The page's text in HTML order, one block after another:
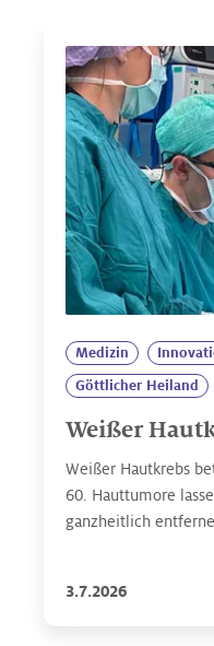
Medizin
Göttlicher Heiland
Weißer
Weißer Hautkrebs
60. Hauttumore
ganzheitlich
3.7.2026